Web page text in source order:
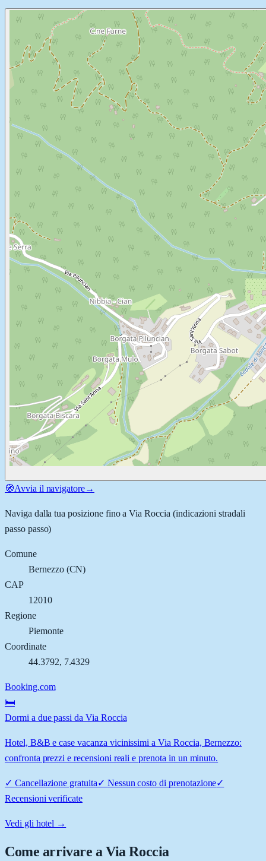
🧭Avvia il navigatore→
Naviga dalla tua posizione fino aVia Roccia (indicazioni stradali
passo passo)
Comune
Bernezzo(CN)
CAP
12010
Regione
Piemonte
Coordinate
44.3792, 7.4329
Booking.com
🛏️
Dormi a due passi da Via Roccia
Hotel, B&B e case vacanza vicinissimi a Via Roccia, Bernezzo:
confronta prezzi e recensioni reali e prenota in un minuto.
✓ Cancellazione gratuita✓ Nessun costo di prenotazione✓
Recensioni verificate
Vedi gli hotel →
Come arrivare aVia Roccia